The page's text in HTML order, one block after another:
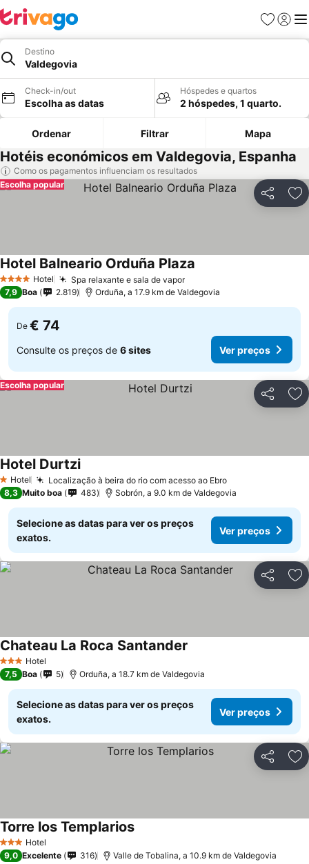
Favoritos
Iniciar
Destino
Valdegovia
Check-in/out
Escolha as datas
Hóspedes e quartos
2 hóspedes, 1 quarto.
Ordenar Filtrar Mapa
Hotéis económicos em Valdegovia, Espanha
Como os pagamentos influenciam os resultados
Partilhar
Escolha popular
4 EstrelasHotel Spa relaxante e sala de vapor
Hotel Balneario Orduña Plaza
7,9 Boa 2.819 Orduña, a 17.9 km de Valdegovia
De € 74
Consulte os preços de 6 sites Ver preços
Partilhar
Escolha popular
1 Estrelas
Hotel Localização à beira do rio com acesso ao Ebro
Hotel Durtzi
8,3 Muito boa 483 Sobrón, a 9.0 km de Valdegovia
Selecione as datas para ver os preços
exatos.
Ver preços
Partilhar
3 EstrelasHotel
Chateau La Roca Santander
7,5 Boa 5 Orduña, a 18.7 km de Valdegovia
Selecione as datas para ver os preços
exatos.
Ver preços
Partilhar
3 EstrelasHotel
Torre los Templarios
9,0 Excelente 316 Valle de Tobalina, a 10.9 km de Valdegovia